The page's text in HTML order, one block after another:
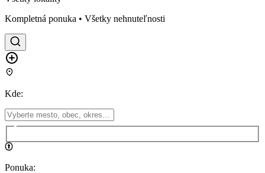
Kompletná ponuka • Všetky nehnuteľnosti
Kde:
Ponuka: